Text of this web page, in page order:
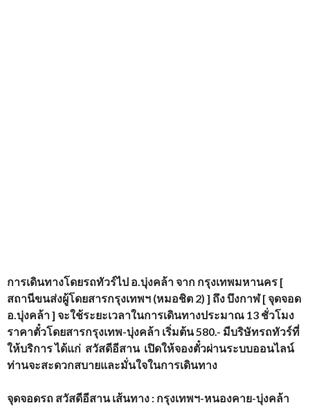
การเดินทางโดยรถทัวร์ไป อ.บุ่งคล้าจาก กรุงเทพมหานคร [
สถานีขนส่งผู้โดยสารกรุงเทพฯ (หมอชิต 2) ] ถึง บึงกาฬ [ จุดจอด
อ.บุ่งคล้า ] จะใช้ระยะเวลาในการเดินทางประมาณ 13 ชั่วโมง
ราคาตั๋วโดยสารกรุงเทพ-บุ่งคล้า เริ่มต้น 580.- มีบริษัทรถทัวร์ที่
ให้บริการได้แก่ สวัสดีอีสาน เปิดให้จองตั๋วผ่านระบบออนไลน์
ท่านจะสะดวกสบายและมั่นใจในการเดินทาง
จุดจอดรถ สวัสดีอีสาน เส้นทาง : กรุงเทพฯ-หนองคาย-บุ่งคล้า